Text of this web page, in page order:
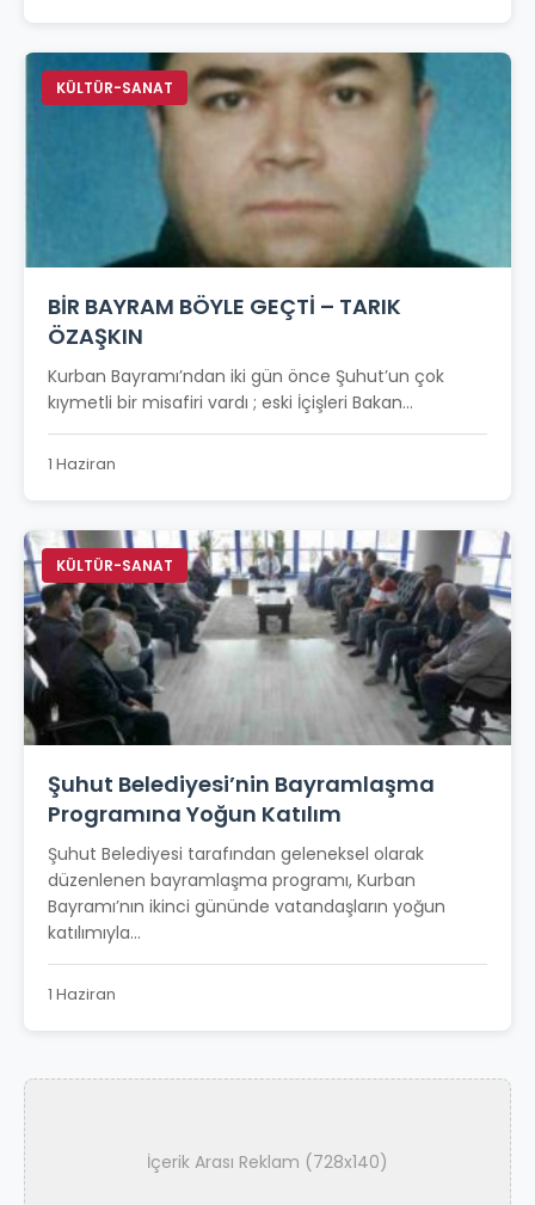
KÜLTÜR-SANAT
BİR BAYRAM BÖYLE GEÇTİ – TARIK
ÖZAŞKIN
Kurban Bayramı’ndan iki gün önce Şuhut’un çok
kıymetli bir misafiri vardı ; eski İçişleri Bakan...
1 Haziran
KÜLTÜR-SANAT
Şuhut Belediyesi’nin Bayramlaşma
Programına Yoğun Katılım
Şuhut Belediyesi tarafından geleneksel olarak
düzenlenen bayramlaşma programı, Kurban
Bayramı’nın ikinci gününde vatandaşların yoğun
katılımıyla...
1 Haziran
İçerik Arası Reklam (728x140)